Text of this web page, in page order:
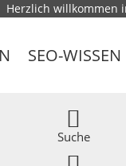
Herzlich willkommen
SEO-WISSEN
Suche